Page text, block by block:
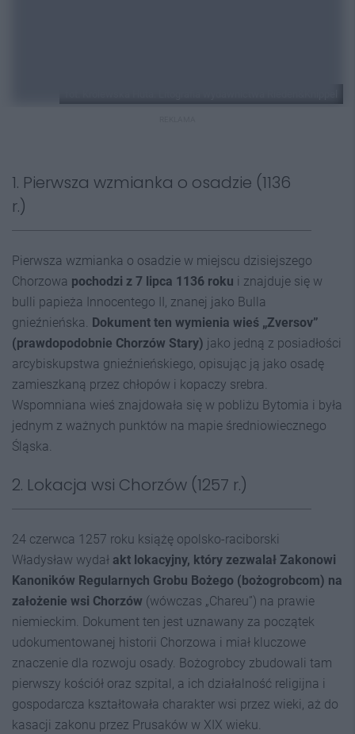
1. Pierwsza wzmianka o osadzie (1136
r.)
Pierwsza wzmianka o osadzie w miejscu dzisiejszego
Chorzowa pochodzi z 7 lipca 1136 roku i znajduje się w
bulli papieża Innocentego II, znanej jako Bulla
gnieźnieńska. Dokument ten wymienia wieś „Zversov”
(prawdopodobnie Chorzów Stary) jako jedną z posiadłości
arcybiskupstwa gnieźnieńskiego, opisując ją jako osadę
zamieszkaną przez chłopów i kopaczy srebra.
Wspomniana wieś znajdowała się w pobliżu Bytomia i była
jednym z ważnych punktów na mapie średniowiecznego
Śląska.
2. Lokacja wsi Chorzów (1257 r.)
24 czerwca 1257 roku książę opolsko-raciborski
Władysław wydał akt lokacyjny, który zezwalał Zakonowi
Kanoników Regularnych Grobu Bożego (bożogrobcom) na
założenie wsi Chorzów (wówczas „Chareu”) na prawie
niemieckim. Dokument ten jest uznawany za początek
udokumentowanej historii Chorzowa i miał kluczowe
znaczenie dla rozwoju osady. Bożogrobcy zbudowali tam
pierwszy kościół oraz szpital, a ich działalność religijna i
gospodarcza kształtowała charakter wsi przez wieki, aż do
kasacji zakonu przez Prusaków w XIX wieku.